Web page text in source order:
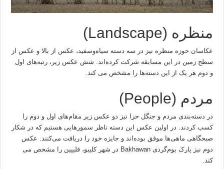
منظره (Landscape)
عکاسان حوزه منظره نیز در سه دسته سیاه‌وسفید، عکس از بالا و عکس از
سطح زمین در این مسابقه شرکت کرده‌اند. شش عکس زیر، رتبه‌های اول
و دوم هر یک از این دسته‌ها را مشخص می کند.
مردم (People)
در دسته‌بندی مردم و جنگل حرا نیز دو عکس زیر مقام‌های اول و دوم را
کسب کردند. در اولین عکس این دسته ناظر سمورهایی هستیم که در شکار
صبحگاهی ماهی‌ها موفق بوده‌اند و جایزه خود را دریافت می‌کنند. عکس
دوم نیز پارک بوم‌گردی Bakhawan در شهر کلیبو، فلیپین را مشخص می
کند.